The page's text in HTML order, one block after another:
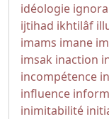
idéologie
ijtihad ikhtilâf
imams imane
imsak inaction
incompétence
influence
inimitabilité